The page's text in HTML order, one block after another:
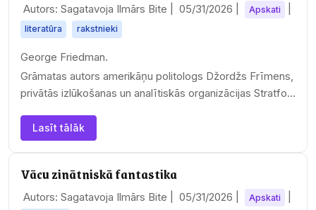
Autors: Sagatavoja Ilmārs Bite | 05/31/2026 Apskati
literatūra rakstnieki
George Friedman.
Grāmatas autors amerikāņu politologs Džordžs Frīmens,
privātās izlūkošanas un analītiskās organizācijas Stratfor
Lasīt tālāk
Vācu zinātniskā fantastika
Autors: Sagatavoja Ilmārs Bite | 05/31/2026 Apskati